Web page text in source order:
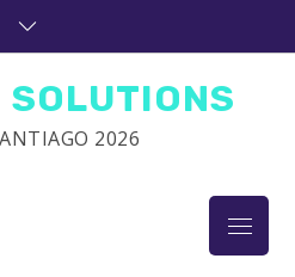
SOLUTIONS
2026
Menu